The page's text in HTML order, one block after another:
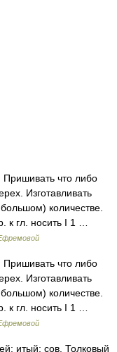
что либо
Изготавливать
количестве.
к гл. носить I 1 …
что либо
Изготавливать
количестве.
к гл. носить I 1 …
итый; сов. Толковый